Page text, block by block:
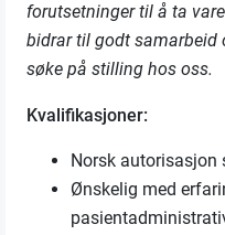
forutsetninger til å ta
bidrar til godt samarbeid
søke på stilling hos oss.
Kvalifikasjoner:
Norsk
Ønskelig med